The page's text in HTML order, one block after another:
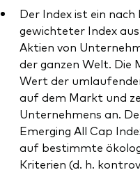
Vanguard
Vanguard
Der Index ist ein
gewichteter Index
Aktien von
der ganzen Welt. Die
Wert der
auf dem Markt und
Unternehmens an.
Emerging All Cap
auf bestimmte
Kriterien (d. h.